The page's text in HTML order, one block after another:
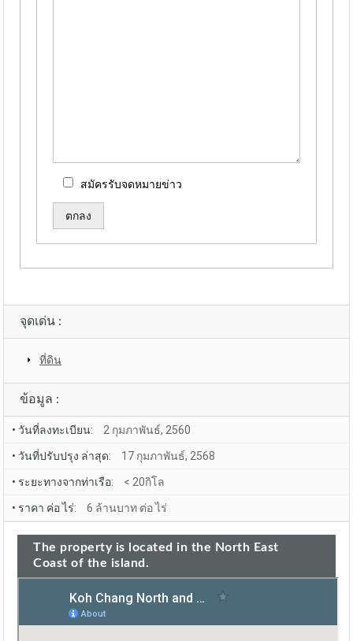
สมัครรับจดหมายข่าว
จุดเด่น :
ที่ดิน
ข้อมูล :
• วันที่ลงทะเบียน: 2 กุมภาพันธ์, 2560
• วันที่ปรับปรุง ล่าสุด: 17 กุมภาพันธ์, 2568
• ระยะทางจากท่าเรือ: < 20กิโล
• ราคา ค่อ ไร่: 6 ล้านบาท ต่อ ไร่
The property is located in the North East
Coast of the island.